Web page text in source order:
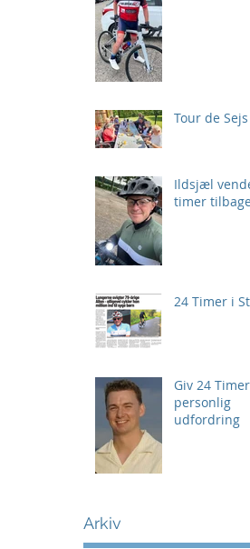
Tour de Sejs
Ildsjæl
timer
24 Timer i
Giv 24
personlig
udfordring
Arkiv